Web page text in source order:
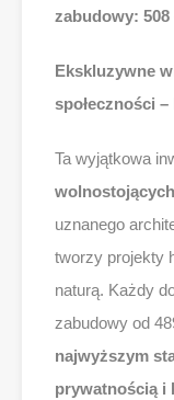
zabudowy: 508
Ekskluzywne
społeczności
Ta wyjątkowa
uznanego
tworzy projekty
naturą. Każdy
zabudowy od
najwyższym
prywatnością i